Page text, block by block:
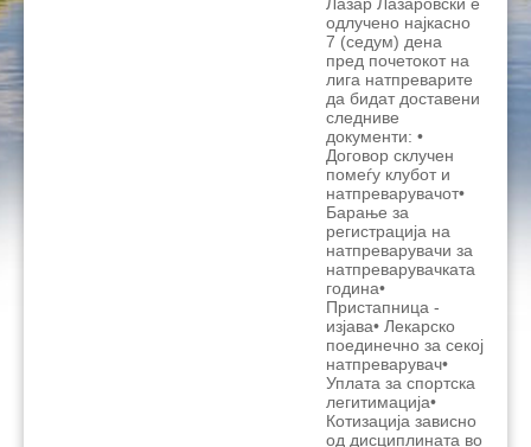
одлучено најкасно
7 (седум) дена
пред почетокот на
лига натпреварите
да бидат доставени
следниве
документи: •
Договор склучен
помеѓу клубот и
натпреварувачот•
Барање за
регистрација на
натпреварувачи за
натпреварувачката
година•
Пристапница -
изјава• Лекарско
поединечно за секој
натпреварувач•
Уплата за спортска
легитимација•
Котизација зависно
од дисциплината во